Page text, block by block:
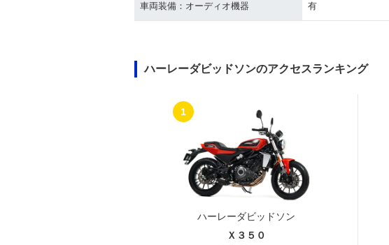
車両装備：オーディオ機器 有
ハーレーダビッドソンのアクセスランキング
1
ハーレーダビッドソン
Ｘ３５０